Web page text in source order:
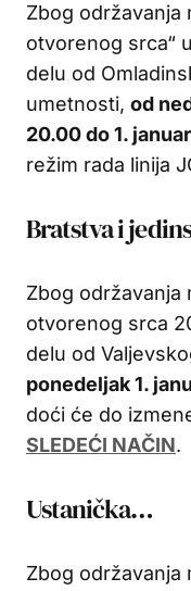
Zbog održavanja
otvorenog srca“
delu od
umetnosti, od
20.00 do 1.
režim rada linija
Bratstva i
Zbog održavanja
otvorenog srca
delu od
ponedeljak 1.
doći će do
SLEDEĆI NAČIN.
Ustanička…
Zbog održavanja